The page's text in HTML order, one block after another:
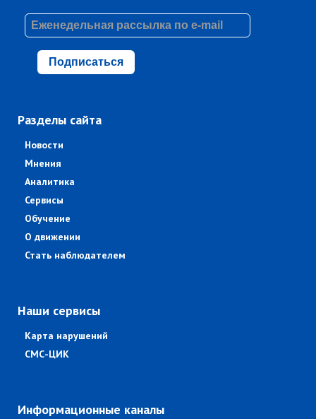
Подписаться
Разделы сайта
Новости
Мнения
Аналитика
Сервисы
Обучение
О движении
Стать наблюдателем
Наши сервисы
Карта нарушений
СМС-ЦИК
Информационные каналы